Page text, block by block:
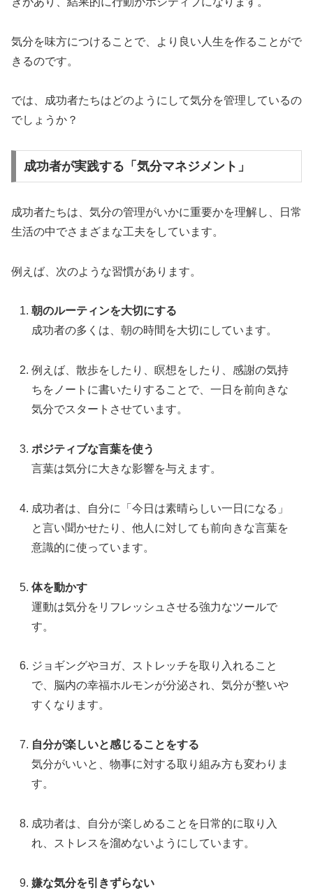
気分を味方につけることで、より良い人生を作ることがで
きるのです。
では、成功者たちはどのようにして気分を管理しているの
でしょうか？
成功者が実践する「気分マネジメント」
成功者たちは、気分の管理がいかに重要かを理解し、日常
生活の中でさまざまな工夫をしています。
例えば、次のような習慣があります。
朝のルーティンを大切にする
成功者の多くは、朝の時間を大切にしています。
例えば、散歩をしたり、瞑想をしたり、感謝の気持
ちをノートに書いたりすることで、一日を前向きな
気分でスタートさせています。
ポジティブな言葉を使う
言葉は気分に大きな影響を与えます。
成功者は、自分に「今日は素晴らしい一日になる」
と言い聞かせたり、他人に対しても前向きな言葉を
意識的に使っています。
体を動かす
運動は気分をリフレッシュさせる強力なツールで
す。
ジョギングやヨガ、ストレッチを取り入れること
で、脳内の幸福ホルモンが分泌され、気分が整いや
すくなります。
自分が楽しいと感じることをする
気分がいいと、物事に対する取り組み方も変わりま
す。
成功者は、自分が楽しめることを日常的に取り入
れ、ストレスを溜めないようにしています。
嫌な気分を引きずらない